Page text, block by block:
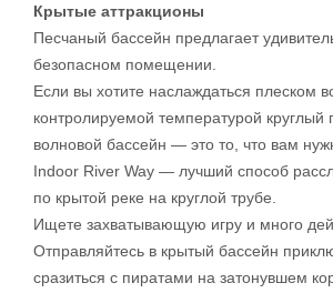
Крытые аттракционы
Песчаный бассейн предлагает
безопасном помещении.
Если вы хотите наслаждаться плеском
контролируемой температурой круглый
волновой бассейн — это то, что вам
Indoor River Way — лучший способ
по крытой реке на круглой трубе.
Ищете захватывающую игру и много
Отправляйтесь в крытый бассейн
сразиться с пиратами на затонувшем